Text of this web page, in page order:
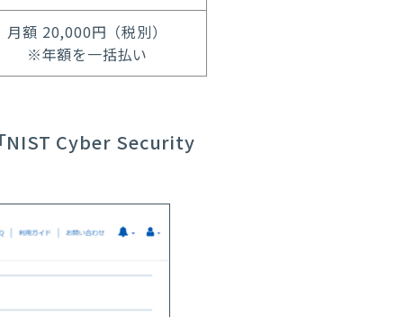
月額 20,000円（税別）
※年額を一括払い
NIST Cyber Security